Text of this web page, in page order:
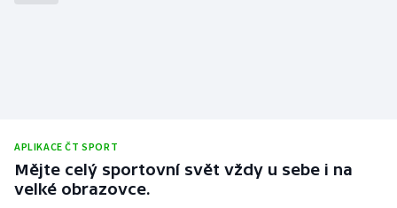
Short track
Sportovní střelba
APLIKACE ČT SPORT
Mějte celý sportovní svět vždy u sebe i na
velké obrazovce.